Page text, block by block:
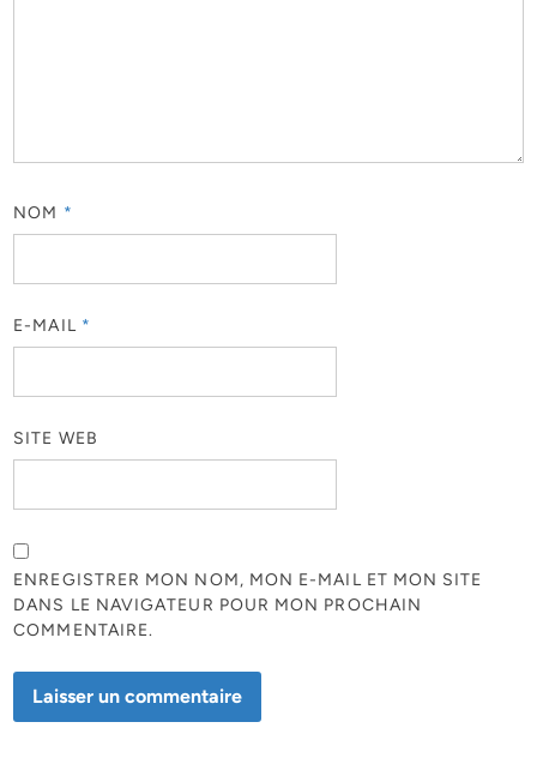
NOM *
E-MAIL *
SITE WEB
ENREGISTRER MON NOM, MON E-MAIL ET MON SITE
DANS LE NAVIGATEUR POUR MON PROCHAIN
COMMENTAIRE.